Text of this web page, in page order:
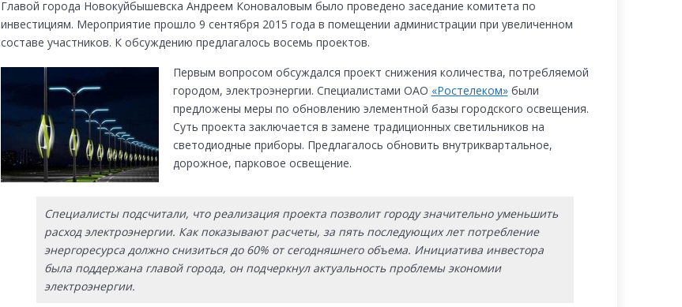
Главой города Новокуйбышевска Андреем Коноваловым было проведено заседание комитета по
инвестициям. Мероприятие прошло 9 сентября 2015 года в помещении администрации при увеличенном
составе участников. К обсуждению предлагалось восемь проектов.
Первым вопросом обсуждался проект снижения количества, потребляемой
городом, электроэнергии. Специалистами ОАО «Ростелеком»были
предложены меры по обновлению элементной базы городского освещения.
Суть проекта заключается в замене традиционных светильников на
светодиодные приборы. Предлагалось обновить внутриквартальное,
дорожное, парковое освещение.
Специалисты подсчитали, что реализация проекта позволит городу значительно уменьшить
расход электроэнергии. Как показывают расчеты, за пять последующих лет потребление
энергоресурса должно снизиться до 60% от сегодняшнего объема. Инициатива инвестора
была поддержана главой города, он подчеркнул актуальность проблемы экономии
электроэнергии.